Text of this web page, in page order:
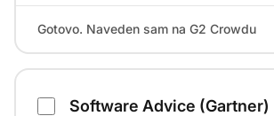
Gotovo. Naveden sam na G2 Crowdu
Software Advice (Gartner)